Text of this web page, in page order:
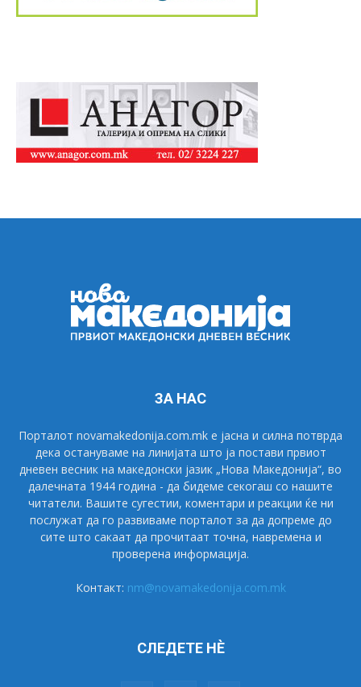
ЗА НАС
Порталот novamakedonija.com.mk е јасна и силна потврда
дека остануваме на линијата што ја постави првиот
дневен весник на македонски јазик „Нова Македонија“, во
далечната 1944 година - да бидеме секогаш со нашите
читатели. Вашите сугестии, коментари и реакции ќе ни
послужат да го развиваме порталот за да допреме до
сите што сакаат да прочитаат точна, навремена и
проверена информација.
Контакт: nm@novamakedonija.com.mk
СЛЕДЕТЕ НÈ